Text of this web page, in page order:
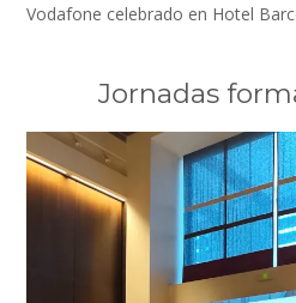
Vodafone celebrado en Hotel
Jornadas